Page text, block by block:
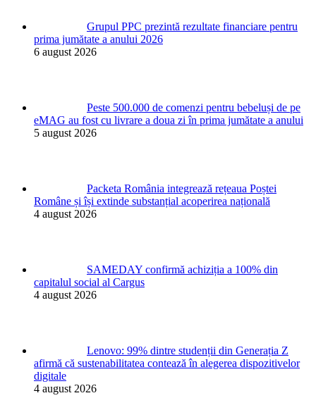
Grupul PPC prezintă rezultate financiare pentru
prima jumătate a anului 2026
6 august 2026
Peste 500.000 de comenzi pentru bebeluși de pe
eMAG au fost cu livrare a doua zi în prima jumătate a anului
5 august 2026
Packeta România integrează rețeaua Poștei
Române și își extinde substanțial acoperirea națională
4 august 2026
SAMEDAY confirmă achiziția a 100% din
capitalul social al Cargus
4 august 2026
Lenovo: 99% dintre studenții din Generația Z
afirmă că sustenabilitatea contează în alegerea dispozitivelor
digitale
4 august 2026